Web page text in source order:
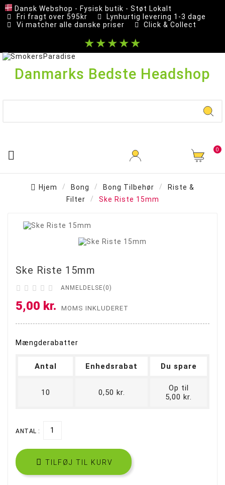
Dansk Webshop - Fysisk butik - Støt Lokalt
Fri fragt over 595kr
Lynhurtig levering 1-3 dage
Vi matcher alle danske priser
Click & Collect
★★★★★
Danmarks Bedste Headshop
 0
Hjem Bong Bong Tilbehør
Riste &
Filter
Ske Riste 15mm
Ske Riste 15mm
     ANMELDELSE(0)
5,00 kr. MOMS INKLUDERET
Mængderabatter
Antal Enhedsrabat Du spare
10 0,50 kr.
Op til
5,00 kr.
ANTAL :
 TILFØJ TIL KURV